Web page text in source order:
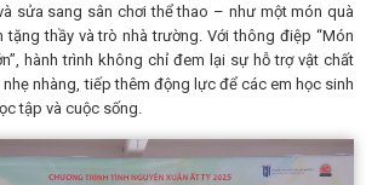
sửa sang sân chơi thể thao – như một món quà
tặng thầy và trò nhà trường. Với thông điệp “Món
hành trình không chỉ đem lại sự hỗ trợ vật chất
nhàng, tiếp thêm động lực để các em học sinh
tập và cuộc sống.